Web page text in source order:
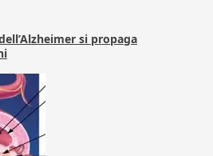
si propaga